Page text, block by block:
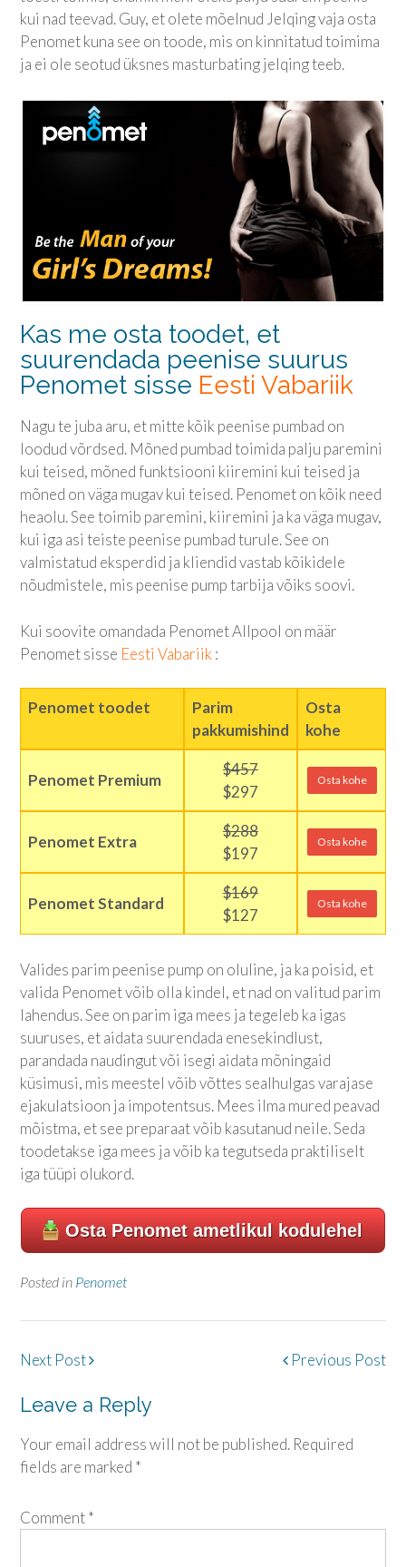
kui nad teevad. Guy, et olete mõelnud Jelqing vaja osta
Penomet kuna see on toode, mis on kinnitatud toimima
ja ei ole seotud üksnes masturbating jelqing teeb.
Kas me osta toodet, et
suurendada peenise suurus
Penomet sisse Eesti Vabariik
Nagu te juba aru, et mitte kõik peenise pumbad on
loodud võrdsed. Mõned pumbad toimida palju paremini
kui teised, mõned funktsiooni kiiremini kui teised ja
mõned on väga mugav kui teised. Penomet on kõik need
heaolu. See toimib paremini, kiiremini ja ka väga mugav,
kui iga asi teiste peenise pumbad turule. See on
valmistatud eksperdid ja kliendid vastab kõikidele
nõudmistele, mis peenise pump tarbija võiks soovi.
Kui soovite omandada Penomet Allpool on määr
Penomet sisse Eesti Vabariik :
Penomet toodet
Parim
pakkumishind
Osta
kohe
Penomet Premium
$457
$297
Osta kohe
Penomet Extra
$288
$197
Osta kohe
Penomet Standard
$169
$127
Osta kohe
Valides parim peenise pump on oluline, ja ka poisid, et
valida Penomet võib olla kindel, et nad on valitud parim
lahendus. See on parim iga mees ja tegeleb ka igas
suuruses, et aidata suurendada enesekindlust,
parandada naudingut või isegi aidata mõningaid
küsimusi, mis meestel võib võttes sealhulgas varajase
ejakulatsioon ja impotentsus. Mees ilma mured peavad
mõistma, et see preparaat võib kasutanud neile. Seda
toodetakse iga mees ja võib ka tegutseda praktiliselt
iga tüüpi olukord.
Osta Penomet ametlikul kodulehel
Posted in Penomet
Post
Previous Post
Next Post
Leave a Reply
Your email address will not be published. Required
fields are marked *
Comment*